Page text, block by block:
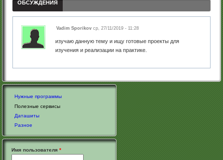
ОБСУЖДЕНИЯ
Vadim Sporikov ср, 27/11/2019 - 11:28
изучаю данную тему и ищу готовые проекты для
изучения и реализации на практике.
Нужные программы
Полезные сервисы
Даташиты
Разное
Имя пользователя*